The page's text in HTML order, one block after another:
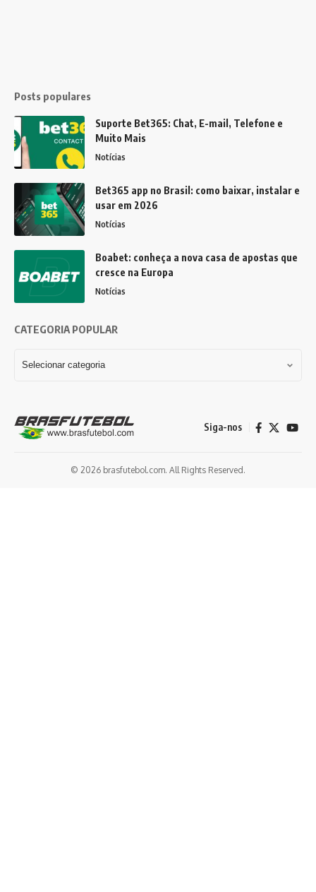
Posts populares
Suporte Bet365: Chat, E-mail, Telefone e
Muito Mais
Notícias
Bet365 app no Brasil: como baixar, instalar e
usar em 2026
Notícias
Boabet: conheça a nova casa de apostas que
cresce na Europa
Notícias
CATEGORIA POPULAR
Siga-nos
© 2026 brasfutebol.com. All Rights Reserved.